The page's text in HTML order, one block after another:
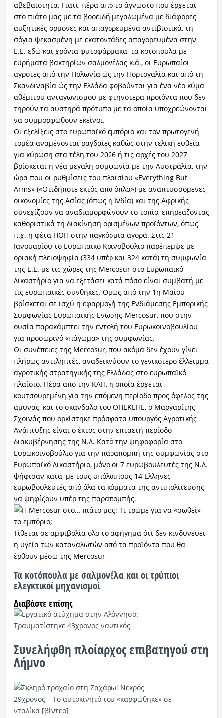
αβεβαιότητα. Γιατί, πέρα από το άγνωστο που έρχεται
στο πιάτο μας με τα βοοειδή μεγαλωμένα με διάφορες
αυξητικές ορμόνες και απαγορευμένα αντιβιοτικά, τη
σόγια ψεκασμένη με εκατοντάδες απαγορευμένα στην
Ε.Ε. εδώ και χρόνια φυτοφάρμακα, τα κοτόπουλα με
ευρήματα βακτηρίων σαλμονέλας κ.ά., οι Ευρωπαίοι
αγρότες από την Πολωνία ώς την Πορτογαλία και από τη
Σκανδιναβία ώς την Ελλάδα φοβούνται για ένα νέο κύμα
αθέμιτου ανταγωνισμού με φτηνότερα προϊόντα που δεν
τηρούν τα αυστηρά πρότυπα με τα οποία υποχρεώνονται
να συμμορφωθούν εκείνοι.
Oι εξελίξεις στο ευρωπαϊκό εμπόριο και τον πρωτογενή
τομέα αναμένονται ραγδαίες καθώς στην τελική ευθεία
για κύρωση στα τέλη του 2026 ή τις αρχές του 2027
βρίσκεται η νέα μεγάλη συμφωνία με την Αυστραλία, την
ώρα που οι ρυθμίσεις του πλαισίου «Everything But
Arms» («Οτιδήποτε εκτός από όπλα») με αναπτυσσόμενες
οικονομίες της Ασίας (όπως η Ινδία) και της Αφρικής
συνεχίζουν να αναδιαμορφώνουν το τοπίο, επηρεάζοντας
καθοριστικά τη διακίνηση ορισμένων προϊόντων, όπως
π.χ. η φέτα ΠΟΠ στην παγκόσμια αγορά. Στις 21
Ιανουαρίου το Ευρωπαϊκό Κοινοβούλιο παρέπεμψε με
οριακή πλειοψηφία (334 υπέρ και 324 κατά) τη συμφωνία
της Ε.Ε. με τις χώρες της Mercosur στο Ευρωπαϊκό
Δικαστήριο για να εξετάσει κατά πόσο είναι συμβατή με
τις ευρωπαϊκές συνθήκες. Ομως από την 1η Μαΐου
βρίσκεται σε ισχύ η εφαρμογή της Ενδιάμεσης Εμπορικής
Συμφωνίας Ευρωπαϊκής Ενωσης-Mercosur, που στην
ουσία παρακάμπτει την εντολή του Ευρωκοινοβουλίου
για προσωρινό «πάγωμα» της συμφωνίας.
Οι συνέπειες της Mercosur, που ακόμα δεν έχουν γίνει
πλήρως αντιληπτές, αναδεικνύουν το γενικότερο έλλειμμα
αγροτικής στρατηγικής της Ελλάδας στο ευρωπαϊκό
πλαίσιο. Πέρα από την ΚΑΠ, η οποία έρχεται
κουτσουρεμένη για την επόμενη περίοδο προς όφελος της
άμυνας, και το σκάνδαλο του ΟΠΕΚΕΠΕ, ο Μαργαρίτης
Σχοινάς που ορκίστηκε πρόσφατα υπουργός Αγροτικής
Ανάπτυξης είναι ο έκτος στην επταετή περίοδο
διακυβέρνησης της Ν.Δ. Κατά την ψηφοφορία στο
Ευρωκοινοβούλιο για την παραπομπή της συμφωνίας στο
Ευρωπαϊκό Δικαστήριο, μόνο οι 7 ευρωβουλευτές της Ν.Δ.
ψήφισαν κατά, με τους υπόλοιπους 14 Ελληνες
ευρωβουλευτές από όλα τα κόμματα της αντιπολίτευσης
να ψηφίζουν υπέρ της παραπομπής.
Τίθεται σε αμφιβολία όλο το αφήγημα ότι δεν κινδυνεύει
η υγεία των καταναλωτών από τα προϊόντα που θα
έρθουν μέσω της Mercosur
Τα κοτόπουλα με σαλμονέλα και οι τρύπιοι
ελεγκτικοί μηχανισμοί
Διαβάστε επίσης
Συνελήφθη πλοίαρχος επιβατηγού στη
Λήμνο